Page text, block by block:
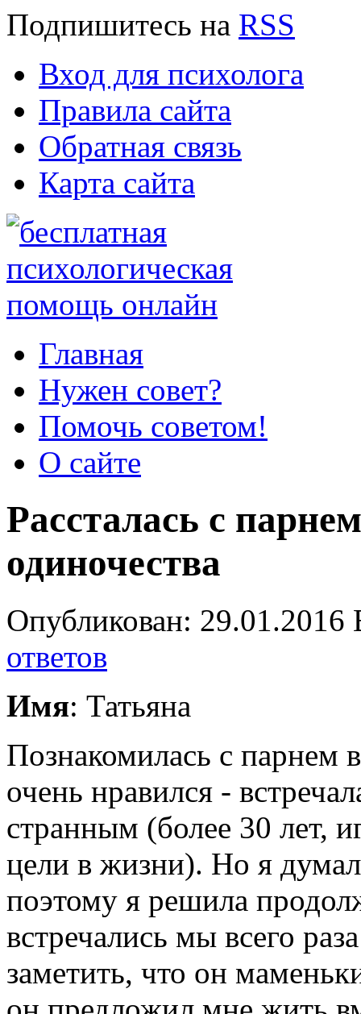
Подпишитесь на RSS
Вход для психолога
Правила сайта
Обратная связь
Карта сайта
Главная
Нужен совет?
Помочь советом!
О сайте
Рассталась с
одиночества
Опубликован:
ответов
Имя: Татьяна
Познакомилась с парнем
очень нравился -
странным (более 30 лет,
цели в жизни). Но я
поэтому я решила
встречались мы всего
заметить, что он